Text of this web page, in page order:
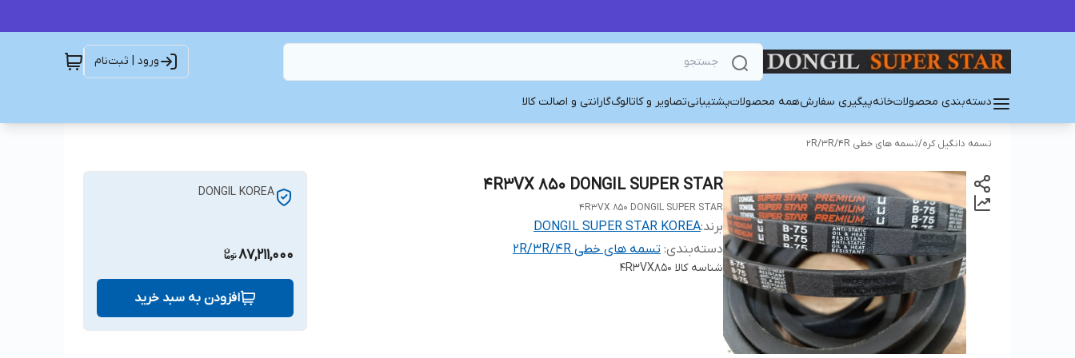
ورود | ثبت‌نام
دسته‌بندی محصولاتخانهپیگیری سفارشهمه محصولاتپشتیبانیتصاویر و کاتالوگگارانتی و اصالت کالا
تسمه دانگیل کره/تسمه های خطی 2R/3R/4R
4R3VX 850 DONGIL SUPER STAR
4R3VX 850 DONGIL SUPER STAR
برند:DONGIL SUPER STAR KOREA
دسته‌بندی: تسمه های خطی 2R/3R/4R
شناسه کالا 4R3VX850
DONGIL KOREA
87,211,000
افزودن به سبد خرید